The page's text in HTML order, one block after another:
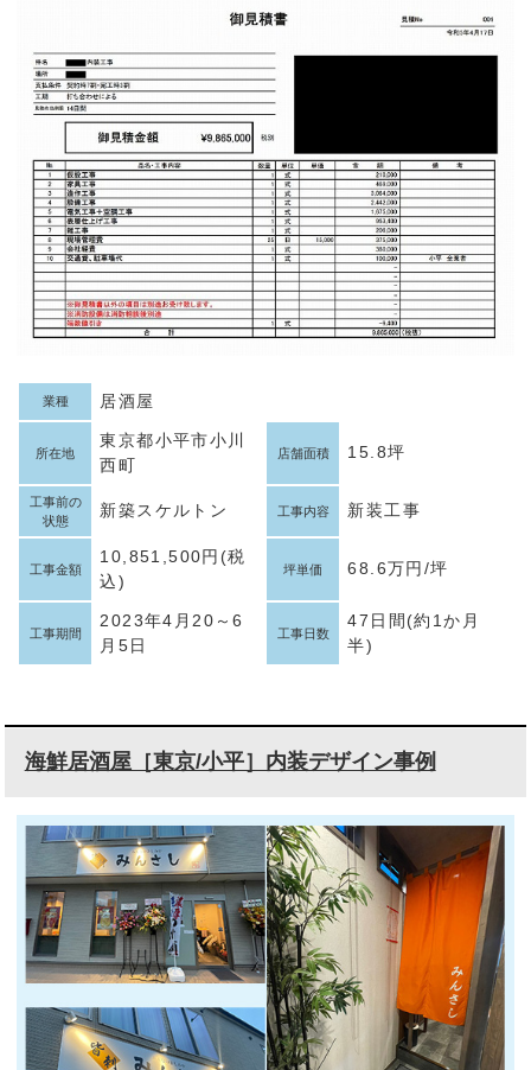
業種 居酒屋
所在地
東京都小平市小川
西町
店舗面積 15.8坪
工事前の
状態
新築スケルトン 工事内容 新装工事
工事金額
10,851,500円(税
込)
坪単価 68.6万円/坪
工事期間
2023年4月20～6
月5日
工事日数
47日間(約1か月
半)
海鮮居酒屋［東京/小平］内装デザイン事例